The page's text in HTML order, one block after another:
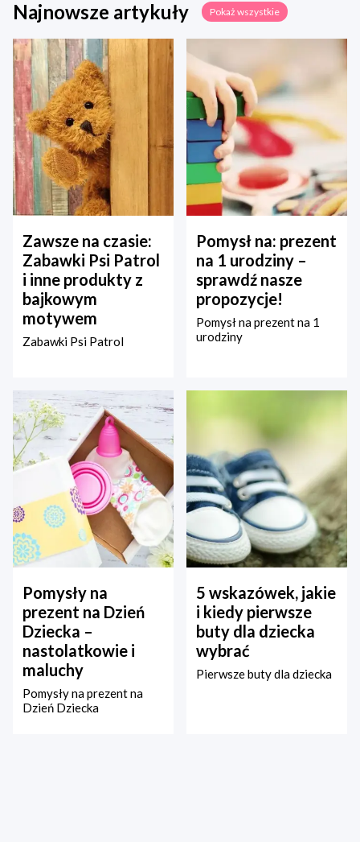
Najnowsze artykuły Pokaż wszystkie
Zawsze na czasie:
Zabawki Psi Patrol
i inne produkty z
bajkowym
motywem
Zabawki Psi Patrol
Pomysł na: prezent
na 1 urodziny –
sprawdź nasze
propozycje!
Pomysł na prezent na 1
urodziny
Pomysły na
prezent na Dzień
Dziecka –
nastolatkowie i
maluchy
Pomysły na prezent na
Dzień Dziecka
5 wskazówek, jakie
i kiedy pierwsze
buty dla dziecka
wybrać
Pierwsze buty dla dziecka